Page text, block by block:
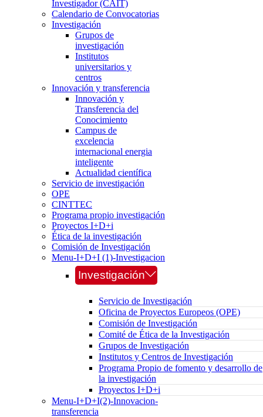
Investigador (CAIT)
Calendario de Convocatorias
Investigación
Grupos de
investigación
Institutos
universitarios y
centros
Innovación y transferencia
Innovación y
Transferencia del
Conocimiento
Campus de
excelencia
internacional energia
inteligente
Actualidad científica
Servicio de investigación
OPE
CINTTEC
Programa propio investigación
Proyectos I+D+i
Ética de la investigación
Comisión de Investigación
Menu-I+D+I (1)-Investigacion
Investigación
Servicio de Investigación
Oficina de Proyectos Europeos (OPE)
Comisión de Investigación
Comité de Ética de la Investigación
Grupos de Investigación
Institutos y Centros de Investigación
Programa Propio de fomento y desarrollo de
la investigación
Proyectos I+D+i
Menu-I+D+I(2)-Innovacion-
transferencia